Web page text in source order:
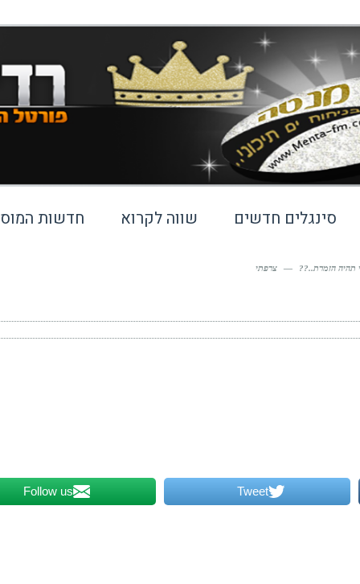
סינגלים חדשים שווה לקרוא חדשות
— צרפתי
Tweet
Follow us